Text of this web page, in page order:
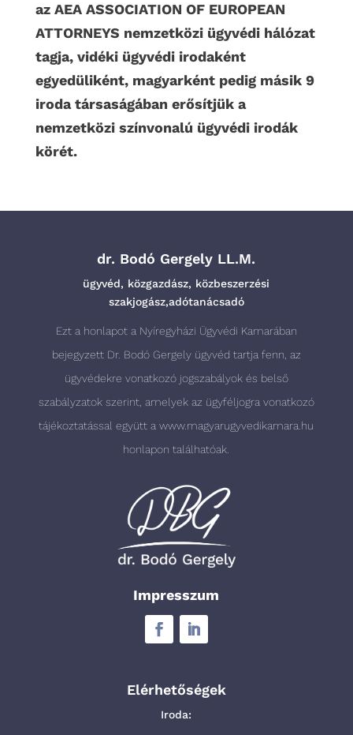
az AEA ASSOCIATION OF EUROPEAN
ATTORNEYS nemzetközi ügyvédi hálózat
tagja, vidéki ügyvédi irodaként
egyedüliként, magyarként pedig másik 9
iroda társaságában erősítjük a
nemzetközi színvonalú ügyvédi irodák
körét.
dr. Bodó Gergely LL.M.
ügyvéd, közgazdász, közbeszerzési
szakjogász,adótanácsadó
Ezt a honlapot a Nyíregyházi Ügyvédi Kamarában
bejegyzett Dr. Bodó Gergely ügyvéd tartja fenn, az
ügyvédekre vonatkozó jogszabályok és belső
szabályzatok szerint, amelyek az ügyféljogra vonatkozó
tájékoztatással együtt awww.magyarugyvedikamara.hu
honlapon találhatóak.
Impresszum
Elérhetőségek
Iroda: